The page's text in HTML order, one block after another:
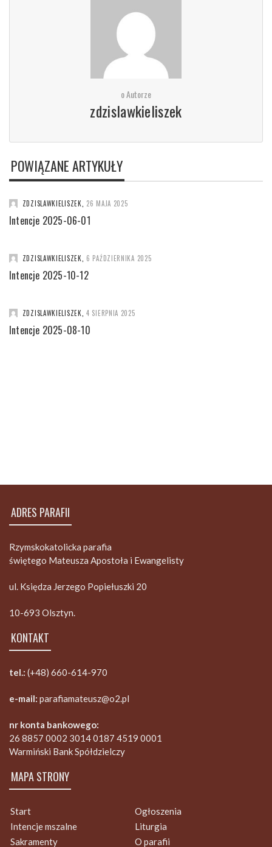
o Autorze
zdzislawkieliszek
POWIĄZANE ARTYKUŁY
ZDZISLAWKIELISZEK 26 MAJA 2025
Intencje 2025-06-01
ZDZISLAWKIELISZEK 6 PAŹDZIERNIKA 2025
Intencje 2025-10-12
ZDZISLAWKIELISZEK 4 SIERPNIA 2025
Intencje 2025-08-10
ADRES PARAFII
Rzymskokatolicka parafia
świętego Mateusza Apostoła i Ewangelisty
ul. Księdza Jerzego Popiełuszki 20
10-693 Olsztyn.
KONTAKT
tel.: (+48) 660-614-970
e-mail: parafiamateusz@o2.pl
nr konta bankowego:
26 8857 0002 3014 0187 4519 0001
Warmiński Bank Spółdzielczy
MAPA STRONY
Start
Ogłoszenia
Intencje mszalne
Liturgia
Sakramenty
O parafii